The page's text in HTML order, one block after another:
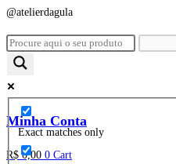
@atelierdagula
Exact matches only
Minha Conta
R$ 0,00 0 Cart